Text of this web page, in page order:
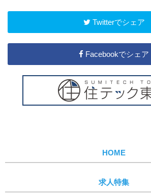
Twitterでシェア
Facebookでシェア
HOME
求人特集